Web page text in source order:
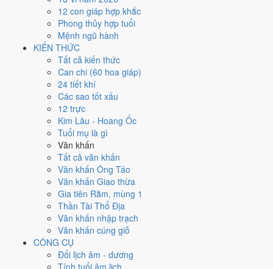
12 con giáp hợp khắc
Phong thủy hợp tuổi
Mệnh ngũ hành
KIẾN THỨC
Tất cả kiến thức
Can chi (60 hoa giáp)
24 tiết khí
Các sao tốt xấu
12 trực
Kim Lâu - Hoang Ốc
Tuổi mụ là gì
Văn khấn
Tất cả văn khấn
Văn khấn Ông Táo
Văn khấn Giao thừa
Gia tiên Rằm, mùng 1
Thần Tài Thổ Địa
Văn khấn nhập trạch
Văn khấn cúng giỗ
CÔNG CỤ
Đổi lịch âm - dương
Tính tuổi âm lịch
5.4/10nên đây làNgày Bình Hòa
thường ngày.
Tỵ, Dậu, Týhợp ngày; tuổi
Ngày 29/12/2042 tốt hay xấu cho
việc gì?
Ngày 29/12/2042 đạt5.4/10
Giải trừ - tẩy uế (10/10) , thấp nhất là
. Trực Trừ (ngày trừ bỏ điều cũ, đón điều mới) và gặp Sao Bảo
Quang (Thiên Đức) hoàng đạo nên điểm từng việc chênh nhau như
Cưới hỏi - đính hôn
Trung bình
Cưới hỏi - đính hôn hôm nay ở
Ngày Hoàng Đạo , nhưng Sao Nguy kéo giảm điểm.
Cách tính ngày tốt
🏪
Khai trương - mở cửa hàng
Trung bình
Khai trương - mở cửa hàng hôm nay ở